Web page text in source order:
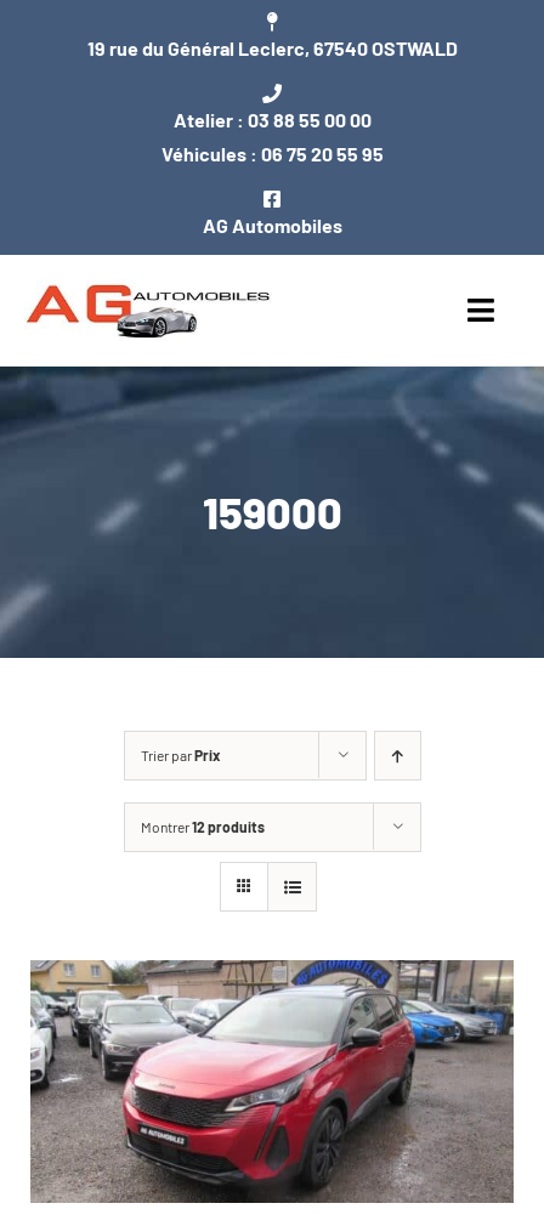
19 rue du Général Leclerc, 67540 OSTWALD
Atelier : 03 88 55 00 00
Véhicules : 06 75 20 55 95
AG Automobiles
ACCUEIL
ENTRETIEN / MÉCANIQUE
CARROSSERIE / VITRAGE
159000
Trier parPrix
Montrer12 produits